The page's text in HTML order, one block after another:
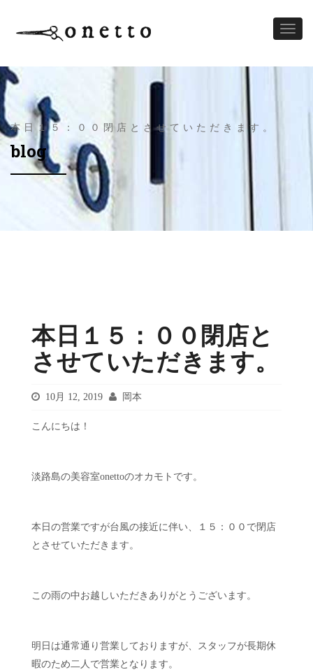
本日１５：００閉店とさせていただきます。
blog
本日１５：００閉店と
させていただきます。
10月 12, 2019 岡本
こんにちは！
淡路島の美容室onettoのオカモトです。
本日の営業ですが台風の接近に伴い、１５：００で閉店
とさせていただきます。
この雨の中お越しいただきありがとうございます。
明日は通常通り営業しておりますが、スタッフが長期休
暇のため二人で営業となります。